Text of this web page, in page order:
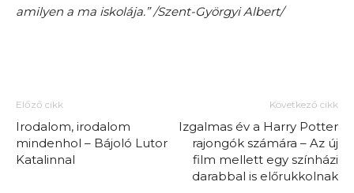
amilyen a ma iskolája.” /Szent-Györgyi Albert/
Előző cikk
Irodalom, irodalom
mindenhol – Bájoló Lutor
Katalinnal
Következő cikk
Izgalmas év a Harry Potter
rajongók számára – Az új
film mellett egy színházi
darabbal is előrukkolnak